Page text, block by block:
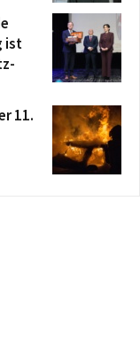
ist
11.